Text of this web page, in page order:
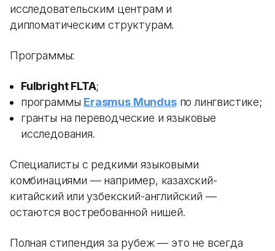
исследовательским центрам и
дипломатическим структурам.
Программы:
Fulbright FLTA;
программы Erasmus Mundusпо лингвистике;
гранты на переводческие и языковые
исследования.
Специалисты с редкими языковыми
комбинациями — например, казахский-
китайский или узбекский-английский —
остаются востребованной нишей.
Полная стипендия за рубеж — это не всегда